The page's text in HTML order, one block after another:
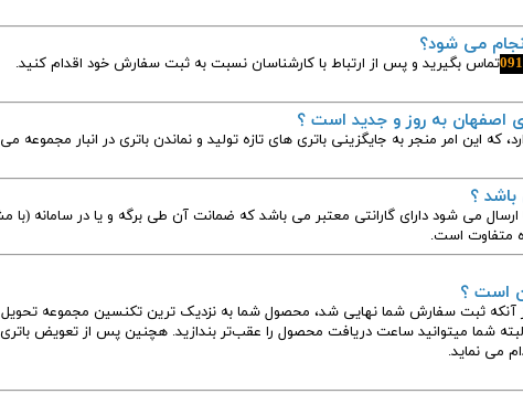
می شود؟
تماس بگیرید و پس از ارتباط با کارشناسان نسبت به ثبت سفارش خود اقدام کنید.
اصفهان به روز و جدید است ؟
که این امر منجر به جایگزینی باتری های تازه تولید و نماندن باتری در انبار مجموعه
باشد ؟
می شود دارای گارانتی معتبر می باشد که ضمانت آن طی برگه و یا در سامانه
متفاوت است.
است ؟
آنکه ثبت سفارش شما نهایی شد، محصول شما به نزدیک ترین تکنسین مجموعه
شما میتوانید ساعت دریافت محصول را عقب‌تر بندازید. هچنین پس از تعویض
می نماید.